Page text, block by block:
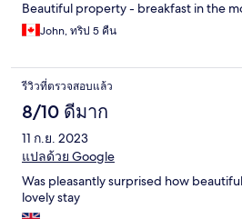
Beautiful property - breakfast in the
John, ทริป 5 คืน
รีวิวที่ตรวจสอบแล้ว
8/10 ดีมาก
11 ก.ย. 2023
แปลด้วย Google
Was pleasantly surprised how
lovely stay